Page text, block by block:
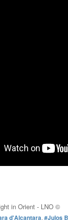
in Orient - LNO ©
d'Alcantara, #Julos